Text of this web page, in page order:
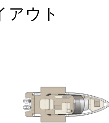
アウト